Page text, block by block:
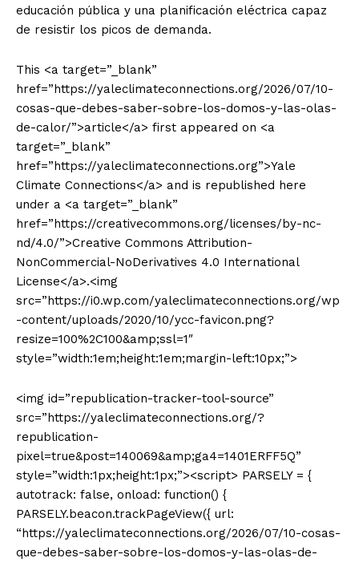
educación pública y una planificación eléctrica capaz
de resistir los picos de demanda.
This <a target=”_blank”
href=”https://yaleclimateconnections.org/2026/07/10-
cosas-que-debes-saber-sobre-los-domos-y-las-olas-
de-calor/”>article</a> first appeared on <a
target=”_blank”
href=”https://yaleclimateconnections.org”>Yale
Climate Connections</a> and is republished here
under a <a target=”_blank”
href=”https://creativecommons.org/licenses/by-nc-
nd/4.0/”>Creative Commons Attribution-
NonCommercial-NoDerivatives 4.0 International
License</a>.<img
src=”https://i0.wp.com/yaleclimateconnections.org/wp
-content/uploads/2020/10/ycc-favicon.png?
resize=100%2C100&amp;ssl=1″
style=”width:1em;height:1em;margin-left:10px;”>
<img id=”republication-tracker-tool-source”
src=”https://yaleclimateconnections.org/?
republication-
pixel=true&post=140069&amp;ga4=1401ERFF5Q”
style=”width:1px;height:1px;”><script> PARSELY = {
autotrack: false, onload: function() {
PARSELY.beacon.trackPageView({ url:
“https://yaleclimateconnections.org/2026/07/10-cosas-
que-debes-saber-sobre-los-domos-y-las-olas-de-